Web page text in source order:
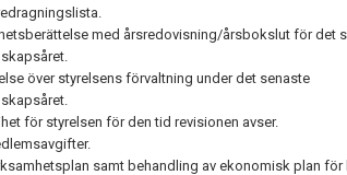
med årsredovisning/årsbokslut för det
över styrelsens förvaltning under det senaste
för styrelsen för den tid revisionen avser.
samt behandling av ekonomisk plan